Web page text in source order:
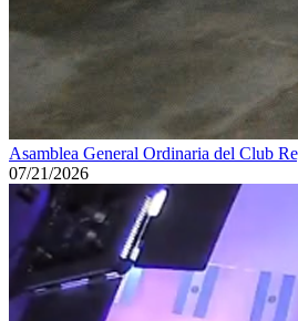
Asamblea General Ordinaria del Club
07/21/2026